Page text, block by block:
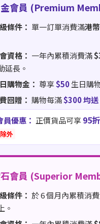
金會員 (Premium
條件： 單一訂單消費滿港
資格： 一年內累積消費滿
延長。
購物金： 尊享$50生日購
回贈： 購物每滿$300 均
員優惠： 正價貨品可享95折
外
石會員 (Superior
條件： 於 6 個月內累積消
。